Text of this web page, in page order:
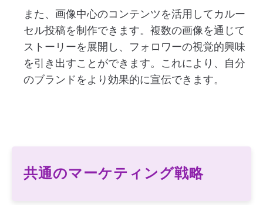
また、画像中心のコンテンツを活用してカルー
セル投稿を制作できます。複数の画像を通じて
ストーリーを展開し、フォロワーの視覚的興味
を引き出すことができます。これにより、自分
のブランドをより効果的に宣伝できます。
共通のマーケティング戦略